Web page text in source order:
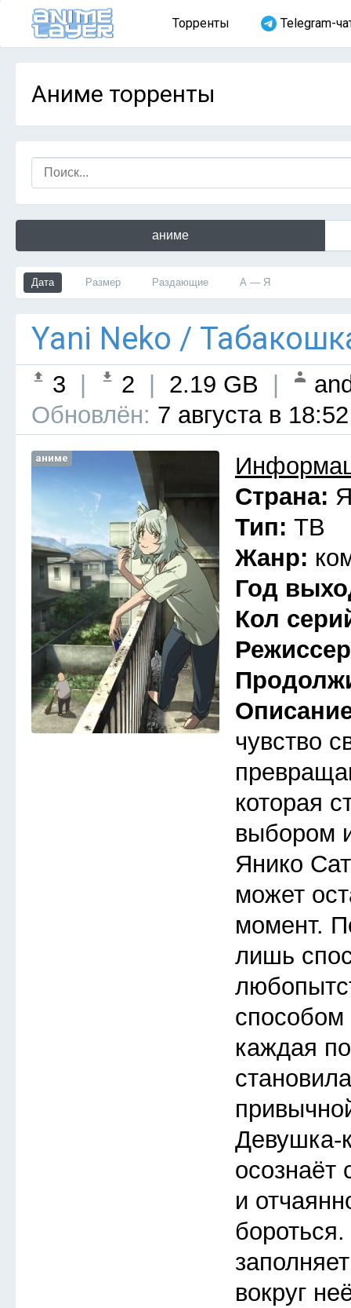
Торренты Telegram-
Аниме торренты
аниме
Дата Размер Раздающие А — Я
Yani Neko /
3 2 2.19 GB
Обновлён: 7 августа в 18:52
аниме
Страна:
Тип: ТВ
Жанр:
Год
Кол
чувство
которая
выбором
Янико
может
момент.
лишь
способом
каждая
Девушка-
осознаёт
и
вокруг